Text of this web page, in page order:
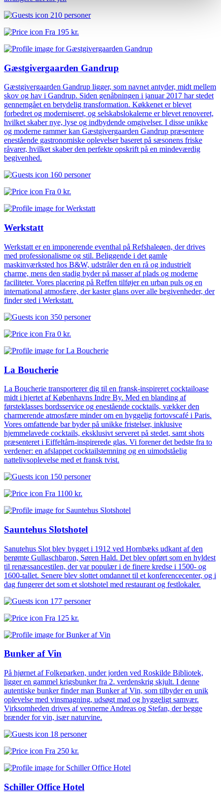
210 personer
Fra 195 kr.
Gæstgivergaarden Gandrup
Gæstgivergaarden Gandrup ligger, som navnet antyder, midt mellem
skov og hav i Gandrup. Siden genåbningen i januar 2017 har stedet
gennemgået en betydelig transformation. Køkkenet er blevet
forbedret og moderniseret, og selskabslokalerne er blevet renoveret,
hvilket skaber nye, lyse og indbydende omgivelser. I disse unikke
og moderne rammer kan Gæstgivergaarden Gandrup præsentere
enestående gastronomiske oplevelser baseret på sæsonens friske
råvarer, hvilket skaber den perfekte opskrift på en mindeværdig
begivenhed.
160 personer
Fra 0 kr.
Werkstatt
Werkstatt er en imponerende eventhal på Refshaleøen, der drives
med professionalisme og stil. Beliggende i det gamle
maskinværksted hos B&W, udstråler den en rå og industrielt
charme, mens den stadig byder på masser af plads og moderne
faciliteter. Vores placering på Reffen tilføjer en urban puls og en
international atmosfære, der kaster glans over alle begivenheder, der
finder sted i Werkstatt.
350 personer
Fra 0 kr.
La Boucherie
La Boucherie transporterer dig til en fransk-inspireret cocktailoase
midt i hjertet af Københavns Indre By. Med en blanding af
førsteklasses bordsservice og enestående cocktails, vækker den
charmerende atmosfære minder om en hyggelig fortovscafé i Paris.
Vores omfattende bar byder på unikke fristelser, inklusive
hjemmelavede cocktails, eksklusivt serveret på stedet, samt shots
præsenteret i Eiffeltårn-inspirerede glas. Vi forener det bedste fra to
verdener: en afslappet cocktailstemning og en uimodståelig
nattelivsoplevelse med et fransk tvist.
150 personer
Fra 1100 kr.
Sauntehus Slotshotel
Sanutehus Slot blev bygget i 1912 ved Hornbæks udkant af den
berømte Gullaschbaron, Søren Hald. Det blev opført som en hyldest
til renæssancestilen, der var populær i de finere kredse i 1500- og
1600-tallet. Senere blev slottet omdannet til et konferencecenter, og i
dag fungerer det som et slotshotel med restaurant og festlokaler.
177 personer
Fra 125 kr.
Bunker af Vin
På hjørnet af Folkeparken, under jorden ved Roskilde Bibliotek,
ligger en gammel krigsbunker fra 2. verdenskrig skjult. I denne
autentiske bunker finder man Bunker af Vin, som tilbyder en unik
oplevelse med vinsmagning, udsøgt mad og hyggeligt samvær.
Virksomheden drives af vennerne Andreas og Stefan, der begge
brænder for vin, især naturvine.
18 personer
Fra 250 kr.
Schiller Office Hotel